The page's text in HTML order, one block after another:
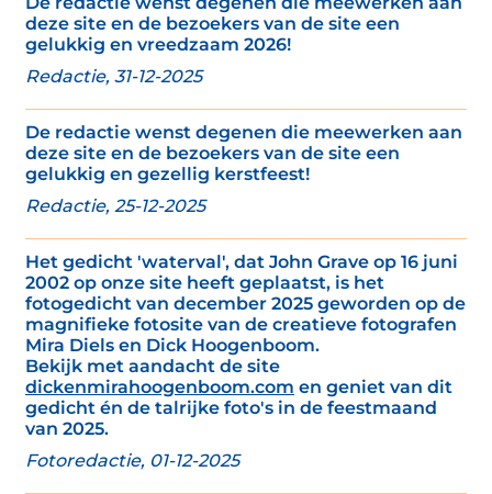
deze site en de bezoekers van de site een
gelukkig en vreedzaam 2026!
Redactie, 31-12-2025
De redactie wenst degenen die meewerken aan
deze site en de bezoekers van de site een
gelukkig en gezellig kerstfeest!
Redactie, 25-12-2025
Het gedicht 'waterval', dat John Grave op 16 juni
2002 op onze site heeft geplaatst, is het
fotogedicht van december 2025 geworden op de
magnifieke fotosite van de creatieve fotografen
Mira Diels en Dick Hoogenboom.
Bekijk met aandacht de site
dickenmirahoogenboom.com en geniet van dit
gedicht én de talrijke foto's in de feestmaand
van 2025.
Fotoredactie, 01-12-2025